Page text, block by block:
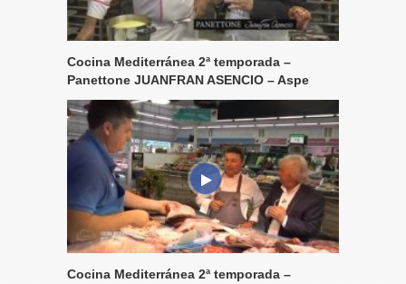
Cocina Mediterránea 2ª temporada –
Panettone JUANFRAN ASENCIO – Aspe
Cocina Mediterránea 2ª temporada –